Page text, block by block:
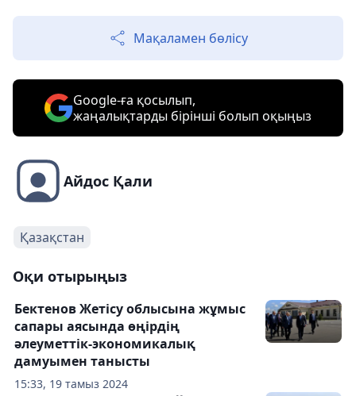
Мақаламен бөлісу
Google-ға қосылып,
жаңалықтарды бірінші болып оқыңыз
Айдос Қали
Қазақстан
Оқи отырыңыз
15:33, 19 тамыз 2024
Бектенов Жетісу облысына жұмыс
сапары аясында өңірдің
әлеуметтік-экономикалық
дамуымен танысты